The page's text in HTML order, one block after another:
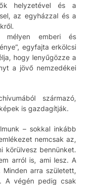
helyzetével és a
az egyházzal és a
mélyen emberi és
egyfajta erkölcsi
hogy lenyűgözze a
a jövő nemzedékei
származó,
is gazdagítják.
– sokkal inkább
nemcsak az,
körülvesz bennünket.
arról is, ami lesz. A
arra született,
A végén pedig csak